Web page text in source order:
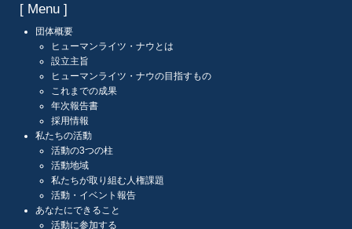
[ Menu ]
団体概要
ヒューマンライツ・ナウとは
設立主旨
ヒューマンライツ・ナウの目指すもの
これまでの成果
年次報告書
採用情報
私たちの活動
活動の3つの柱
活動地域
私たちが取り組む人権課題
活動・イベント報告
あなたにできること
活動に参加する